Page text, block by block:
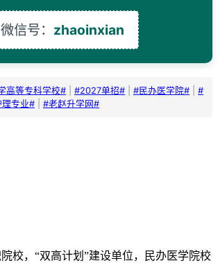
微信号： zhaoinxian
高等专科学校# #2027单招# #民办医学院#
#
理专业# #老赵升学网#
校，“双高计划”建设单位，民办医学院校